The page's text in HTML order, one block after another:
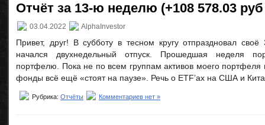
Отчёт за 13-ю неделю (+108 578.03 руб
03.04.2022 AlphaInvestor
Привет, друг! В субботу в тесном кругу отпраздновал
начался двухнедельный отпуск. Прошедшая неделя
портфелю. Пока не по всем группам активов моего портфеля
фонды всё ещё «стоят на паузе». Речь о ETF’ах на США и
Рубрика: Отчёты Комментариев нет »